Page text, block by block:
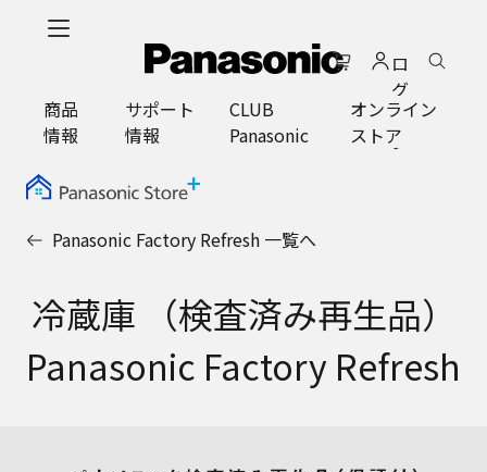
ロ
グ
イ
ン
商品
情報
サポート
情報
CLUB
Panasonic
オンライン
ストア
Panasonic Factory Refresh 一覧へ
冷蔵庫 （検査済み再生品）
Panasonic Factory Refresh